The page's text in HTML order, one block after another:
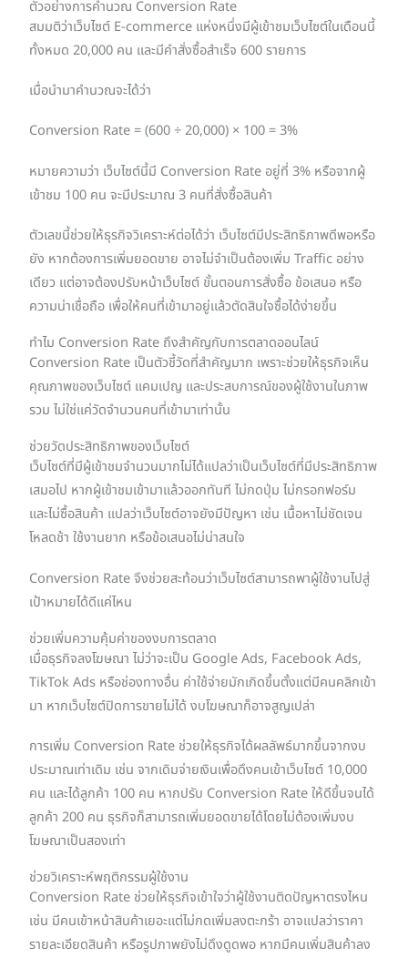
ตัวอย่างการคำนวณ Conversion Rate
สมมติว่าเว็บไซต์ E-commerce แห่งหนึ่งมีผู้เข้าชมเว็บไซต์ในเดือนนี้
ทั้งหมด 20,000 คน และมีคำสั่งซื้อสำเร็จ 600 รายการ
เมื่อนำมาคำนวณจะได้ว่า
Conversion Rate = (600 ÷ 20,000) × 100 = 3%
หมายความว่า เว็บไซต์นี้มี Conversion Rate อยู่ที่ 3% หรือจากผู้
เข้าชม 100 คน จะมีประมาณ 3 คนที่สั่งซื้อสินค้า
ตัวเลขนี้ช่วยให้ธุรกิจวิเคราะห์ต่อได้ว่า เว็บไซต์มีประสิทธิภาพดีพอหรือ
ยัง หากต้องการเพิ่มยอดขาย อาจไม่จำเป็นต้องเพิ่ม Traffic อย่าง
เดียว แต่อาจต้องปรับหน้าเว็บไซต์ ขั้นตอนการสั่งซื้อ ข้อเสนอ หรือ
ความน่าเชื่อถือ เพื่อให้คนที่เข้ามาอยู่แล้วตัดสินใจซื้อได้ง่ายขึ้น
ทำไม Conversion Rate ถึงสำคัญกับการตลาดออนไลน์
Conversion Rate เป็นตัวชี้วัดที่สำคัญมาก เพราะช่วยให้ธุรกิจเห็น
คุณภาพของเว็บไซต์ แคมเปญ และประสบการณ์ของผู้ใช้งานในภาพ
รวม ไม่ใช่แค่วัดจำนวนคนที่เข้ามาเท่านั้น
ช่วยวัดประสิทธิภาพของเว็บไซต์
เว็บไซต์ที่มีผู้เข้าชมจำนวนมากไม่ได้แปลว่าเป็นเว็บไซต์ที่มีประสิทธิภาพ
เสมอไป หากผู้เข้าชมเข้ามาแล้วออกทันที ไม่กดปุ่ม ไม่กรอกฟอร์ม
และไม่ซื้อสินค้า แปลว่าเว็บไซต์อาจยังมีปัญหา เช่น เนื้อหาไม่ชัดเจน
โหลดช้า ใช้งานยาก หรือข้อเสนอไม่น่าสนใจ
Conversion Rate จึงช่วยสะท้อนว่าเว็บไซต์สามารถพาผู้ใช้งานไปสู่
เป้าหมายได้ดีแค่ไหน
ช่วยเพิ่มความคุ้มค่าของงบการตลาด
เมื่อธุรกิจลงโฆษณา ไม่ว่าจะเป็น Google Ads, Facebook Ads,
TikTok Ads หรือช่องทางอื่น ค่าใช้จ่ายมักเกิดขึ้นตั้งแต่มีคนคลิกเข้า
มา หากเว็บไซต์ปิดการขายไม่ได้ งบโฆษณาก็อาจสูญเปล่า
การเพิ่ม Conversion Rate ช่วยให้ธุรกิจได้ผลลัพธ์มากขึ้นจากงบ
ประมาณเท่าเดิม เช่น จากเดิมจ่ายเงินเพื่อดึงคนเข้าเว็บไซต์ 10,000
คน และได้ลูกค้า 100 คน หากปรับ Conversion Rate ให้ดีขึ้นจนได้
ลูกค้า 200 คน ธุรกิจก็สามารถเพิ่มยอดขายได้โดยไม่ต้องเพิ่มงบ
โฆษณาเป็นสองเท่า
ช่วยวิเคราะห์พฤติกรรมผู้ใช้งาน
Conversion Rate ช่วยให้ธุรกิจเข้าใจว่าผู้ใช้งานติดปัญหาตรงไหน
เช่น มีคนเข้าหน้าสินค้าเยอะแต่ไม่กดเพิ่มลงตะกร้า อาจแปลว่าราคา
รายละเอียดสินค้า หรือรูปภาพยังไม่ดึงดูดพอ หากมีคนเพิ่มสินค้าลง